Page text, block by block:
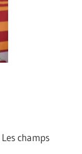
Les champs